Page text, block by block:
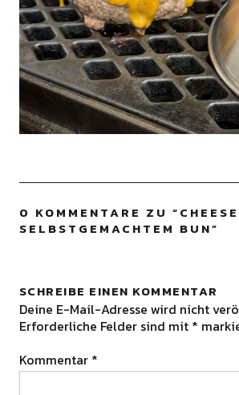
0 KOMMENTARE ZU “
SELBSTGEMACHTEM BUN”
SCHREIBE EINEN KOMMENTAR
Deine E-Mail-Adresse wird nicht
Erforderliche Felder sind mit *
Kommentar *